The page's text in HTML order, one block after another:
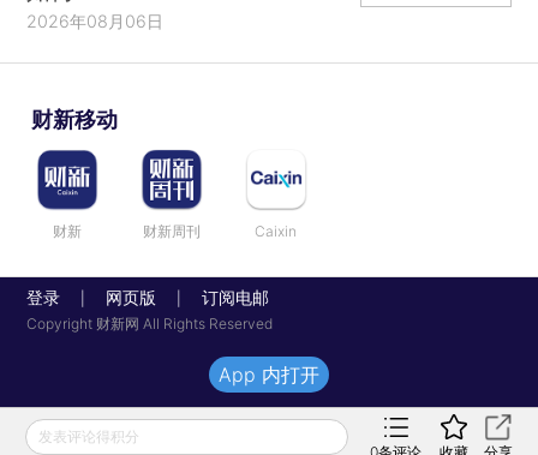
2026年08月06日
财新移动
财新 财新周刊 Caixin
登录 网页版 订阅电邮
Copyright 财新网 All Rights Reserved
发表评论得积分
0条评论 收藏 分享
App 内打开